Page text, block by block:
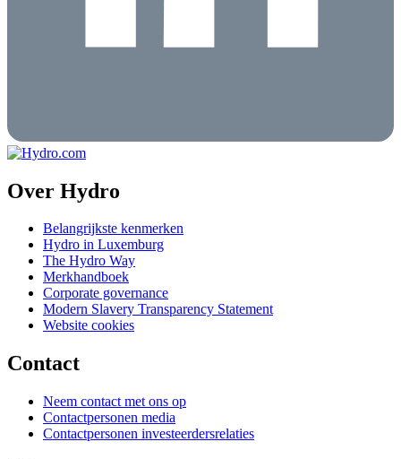
Over Hydro
Belangrijkste kenmerken
Hydro in Luxemburg
The Hydro Way
Merkhandboek
Corporate governance
Modern Slavery Transparency Statement
Website cookies
Contact
Neem contact met ons op
Contactpersonen media
Contactpersonen investeerdersrelaties